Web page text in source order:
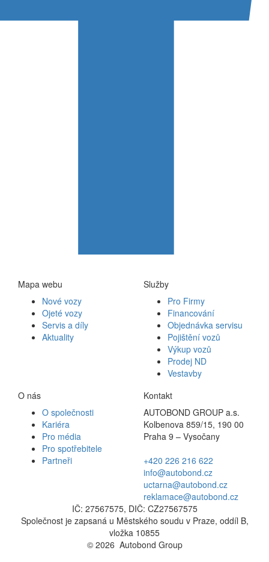
Mapa webu
Nové vozy
Ojeté vozy
Servis a díly
Aktuality
Služby
Pro Firmy
Financování
Objednávka servisu
Pojištění vozů
Výkup vozů
Prodej ND
Vestavby
O nás
O společnosti
Kariéra
Pro média
Pro spotřebitele
Partneři
Kontakt
AUTOBOND GROUP a.s.
Kolbenova 859/15, 190 00
Praha 9 – Vysočany
+420 226 216 622
info@autobond.cz
uctarna@autobond.cz
reklamace@autobond.cz
IČ: 27567575, DIČ: CZ27567575
Společnost je zapsaná u Městského soudu v Praze, oddíl B,
vložka 10855
© 2026 Autobond Group